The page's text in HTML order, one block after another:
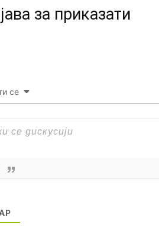
за приказати
се